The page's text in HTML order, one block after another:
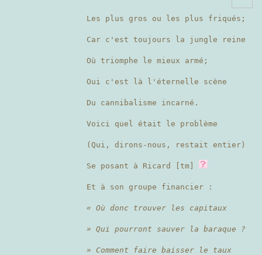
Les plus gros ou les plus friqués;
Car c'est toujours la jungle reine
Où triomphe le mieux armé;
Oui c'est là l'éternelle scène
Du cannibalisme incarné.
Voici quel était le problème
(Qui, dirons-nous, restait entier)
Se posant à Ricard [tm]
Et à son groupe financier :
« Où donc trouver les capitaux
» Qui pourront sauver la baraque ?
» Comment faire baisser le taux